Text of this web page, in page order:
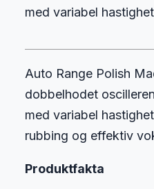
med variabel
Auto Range Polish
dobbelhodet
med variabel
rubbing og effektiv
Produktfakta